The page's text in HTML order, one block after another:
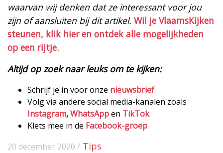
waarvan wij denken dat ze interessant voor jou
zijn of aansluiten bij dit artikel. Wil je VlaamsKijken
steunen, klik hier en ontdek alle mogelijkheden
op een rijtje.
Altijd op zoek naar leuks om te kijken:
Schrijf je in voor onze nieuwsbrief
Volg via andere social media-kanalen zoals
Instagram,WhatsAppen TikTok.
Klets mee in de Facebook-groep.
20 december 2020 / Tips